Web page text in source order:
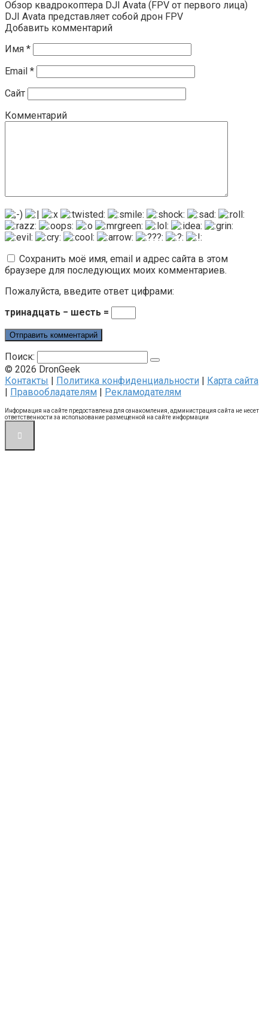
Обзор квадрокоптера DJI Avata (FPV от первого лица)
DJI Avata представляет собой дрон FPV
Добавить комментарий
Имя *
Email *
Сайт
Комментарий
Сохранить моё имя, email и адрес сайта в этом
браузере для последующих моих комментариев.
Пожалуйста, введите ответ цифрами:
тринадцать − шесть =
Поиск:
© 2026 DronGeek
Контакты
Политика конфиденциальности
Карта сайта
Правообладателям Рекламодателям
Информация на сайте предоставлена для ознакомления, администрация сайта не несет
ответственности за использование размещенной на сайте информации